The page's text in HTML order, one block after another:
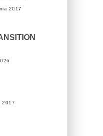
2017
2017